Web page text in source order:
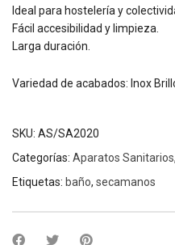
Ideal para hostelería y
Fácil accesibilidad y limpieza.
Larga duración.
Variedad de acabados: Inox
SKU: AS/SA2020
Categorías: Aparatos Sanitarios,
Etiquetas: baño, secamanos